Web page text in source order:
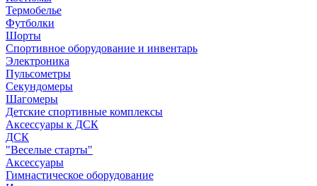
Термобелье
Футболки
Шорты
Спортивное оборудование и инвентарь
Электроника
Пульсометры
Секундомеры
Шагомеры
Детские спортивные комплексы
Аксессуары к ДСК
ДСК
"Веселые старты"
Аксессуары
Гимнастическое оборудование